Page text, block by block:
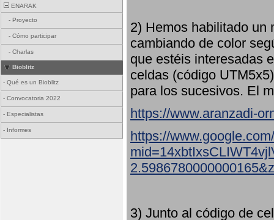
ENARAK
- Proyecto
- Cómo participar
- Charlas
Bioblitz
- Qué es un Bioblitz
- Convocatoria 2022
- Especialistas
- Informes
2) Hemos habilitado un
cambiando de color
que estéis interesadas
celdas (código
para los sucesivos. El
https://www.aranzadi-
https://
3) Junto al código de